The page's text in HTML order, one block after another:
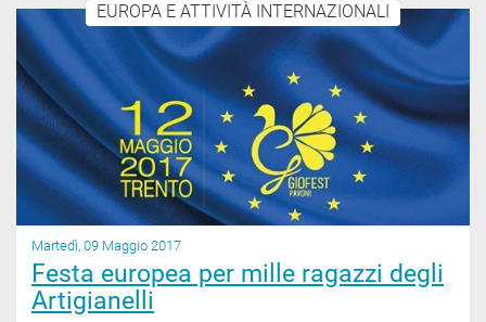
EUROPA E ATTIVITÀ INTERNAZIONALI
Martedì, 09 Maggio 2017
Festa europea per mille ragazzi degli
Artigianelli